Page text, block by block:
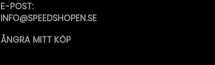
E-POST:
INFO@SPEEDSHOPEN.SE
ÅNGRA MITT KÖP